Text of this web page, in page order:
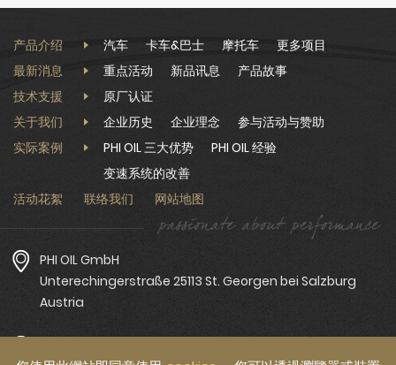
产品介绍 汽车 卡车&巴士 摩托车
更多项目
最新消息
重点活动 新品讯息
产品故事
技术支援
原厂认证
关于我们
企业历史 企业理念
参与活动与赞助
实际案例
PHI OIL 三大优势
PHI OIL 经验
变速系统的改善
活动花絮
联络我们 网站地图
PHI OIL GmbH
Unterechingerstraße 25113 St. Georgen bei Salzburg
Austria